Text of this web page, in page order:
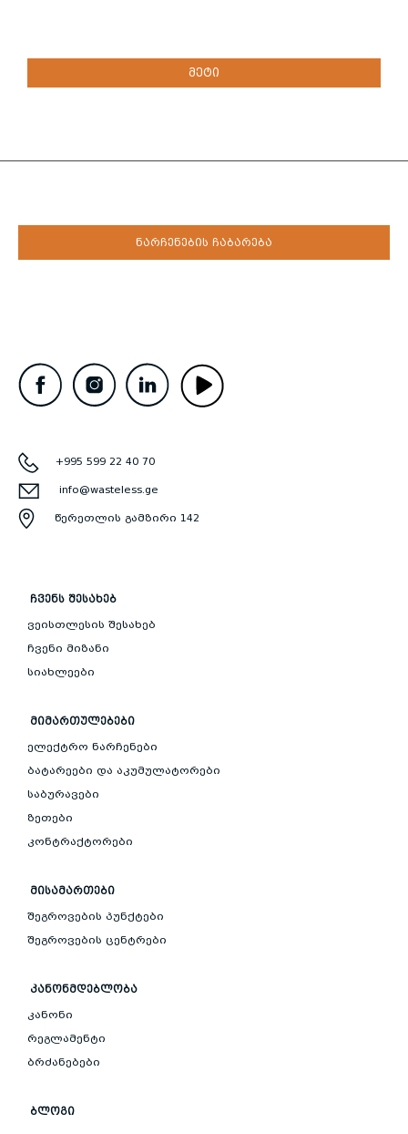
ᲛᲔᲢᲘ
ნარჩენების ჩაბარება
+995 599 22 40 70
info@wasteless.ge
წერეთლის გამზირი 142
ᲩᲕᲔᲜᲡ ᲨᲔᲡᲐᲮᲔᲑ
ვეისთლესის შესახებ
ჩვენი მიზანი
სიახლეები
ᲛᲘᲛᲐᲠᲗᲣᲚᲔᲑᲔᲑᲘ
ელექტრო ნარჩენები
ბატარეები და აკუმულატორები
საბურავები
ზეთები
კონტრაქტორები
ᲛᲘᲡᲐᲛᲐᲠᲗᲔᲑᲘ
შეგროვების პუნქტები
შეგროვების ცენტრები
ᲙᲐᲜᲝᲜᲛᲓᲔᲑᲚᲝᲑᲐ
კანონი
რეგლამენტი
ბრძანებები
ᲑᲚᲝᲒᲘ